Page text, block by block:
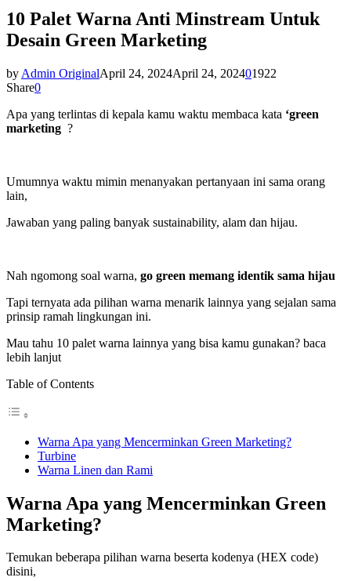
10 Palet Warna Anti Minstream Untuk
Desain Green Marketing
by Admin OriginalApril 24, 2024April 24, 202401922
Share0
Apa yang terlintas di kepala kamu waktu membaca kata ‘green
marketing ?
Umumnya waktu mimin menanyakan pertanyaan ini sama orang
lain,
Jawaban yang paling banyak sustainability, alam dan hijau.
Nah ngomong soal warna, go green memang identik sama hijau
Tapi ternyata ada pilihan warna menarik lainnya yang sejalan sama
prinsip ramah lingkungan ini.
Mau tahu 10 palet warna lainnya yang bisa kamu gunakan? baca
lebih lanjut
Table of Contents
Warna Apa yang Mencerminkan Green Marketing?
Turbine
Warna Linen dan Rami
Warna Apa yang Mencerminkan Green
Marketing?
Temukan beberapa pilihan warna beserta kodenya (HEX code)
disini,